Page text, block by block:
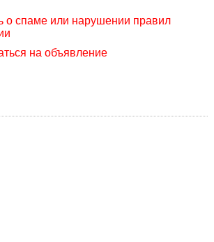
о спаме или нарушении правил
на объявление